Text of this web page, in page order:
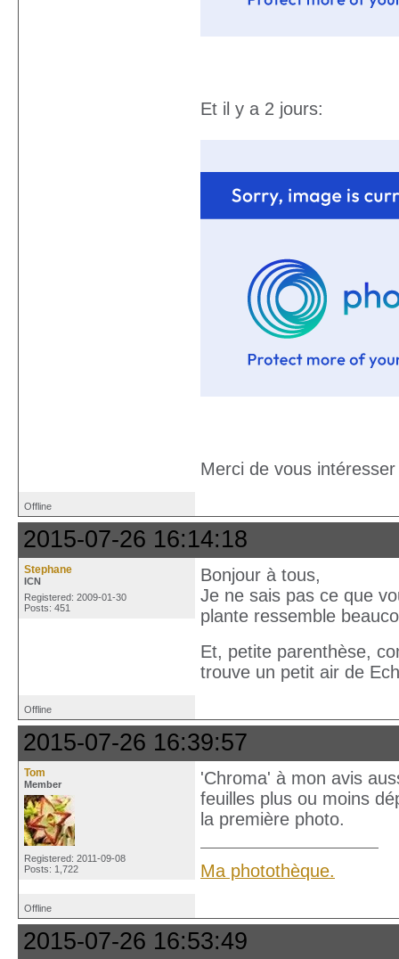
Et il y a 2 jours:
Merci de vous
Offline
2015-07-26 16:14:18
Stephane
ICN
Registered: 2009-01-30
Posts: 451
Bonjour à tous,
Je ne sais pas ce que
plante ressemble
Et, petite parenthèse,
trouve un petit air de
Offline
2015-07-26 16:39:57
Tom
Member
Registered: 2011-09-08
Posts: 1,722
'Chroma' à mon avis
feuilles plus ou moins
la première photo.
Ma photothèque.
Offline
2015-07-26 16:53:49